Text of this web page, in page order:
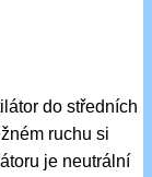
do středních
ruchu si
je neutrální